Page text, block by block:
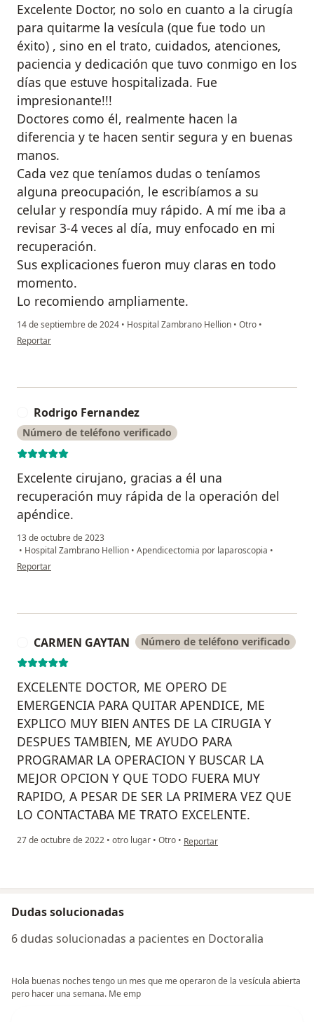
Excelente Doctor, no solo en cuanto a la cirugía
para quitarme la vesícula (que fue todo un
éxito) , sino en el trato, cuidados, atenciones,
paciencia y dedicación que tuvo conmigo en los
días que estuve hospitalizada. Fue
impresionante!!!
Doctores como él, realmente hacen la
diferencia y te hacen sentir segura y en buenas
manos.
Cada vez que teníamos dudas o teníamos
alguna preocupación, le escribíamos a su
celular y respondía muy rápido. A mí me iba a
revisar 3-4 veces al día, muy enfocado en mi
recuperación.
Sus explicaciones fueron muy claras en todo
momento.
Lo recomiendo ampliamente.
14 de septiembre de 2024 • Hospital Zambrano Hellion • Otro •
en opinión del usuario Liliana Ibarra
Reportar
Rodrigo Fernandez
Número de teléfono verificado
Excelente cirujano, gracias a él una
recuperación muy rápida de la operación del
apéndice.
13 de octubre de 2023
• Hospital Zambrano Hellion • Apendicectomia por laparoscopia •
en opinión del usuario Rodrigo Fernandez
Reportar
CARMEN GAYTAN Número de teléfono verificado
EXCELENTE DOCTOR, ME OPERO DE
EMERGENCIA PARA QUITAR APENDICE, ME
EXPLICO MUY BIEN ANTES DE LA CIRUGIA Y
DESPUES TAMBIEN, ME AYUDO PARA
PROGRAMAR LA OPERACION Y BUSCAR LA
MEJOR OPCION Y QUE TODO FUERA MUY
RAPIDO, A PESAR DE SER LA PRIMERA VEZ QUE
LO CONTACTABA ME TRATO EXCELENTE.
27 de octubre de 2022 • otro lugar • Otro • en opinión del usuario CARMEN
Reportar
Dudas solucionadas
6 dudas solucionadas a pacientes en Doctoralia
Hola buenas noches tengo un mes que me operaron de la vesícula abierta
pero hacer una semana. Me emp